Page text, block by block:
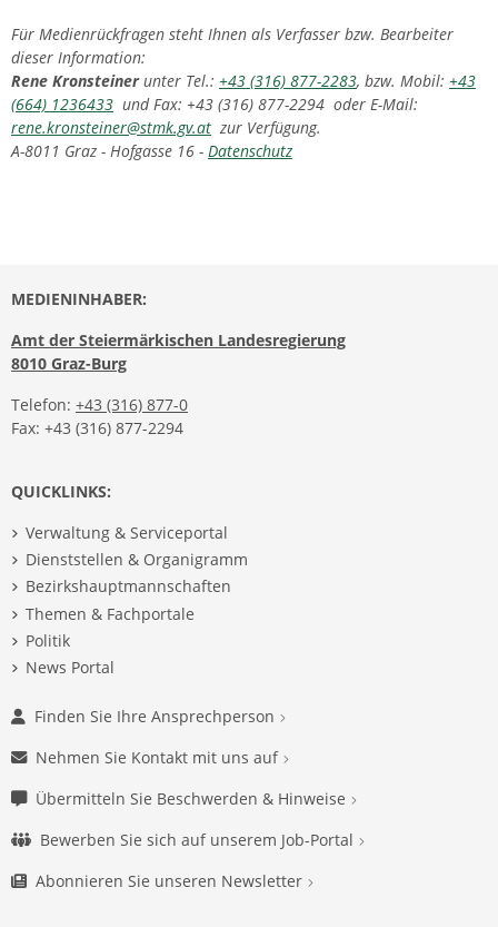
Für Medienrückfragen steht Ihnen als Verfasser bzw. Bearbeiter
dieser Information:
Rene Kronsteinerunter Tel.: +43 (316) 877-2283, bzw. Mobil: +43
(664) 1236433 und Fax: +43 (316) 877-2294 oder E-Mail:
rene.kronsteiner@stmk.gv.at zur Verfügung.
A-8011 Graz - Hofgasse 16 - Datenschutz
MEDIENINHABER:
Amt der Steiermärkischen Landesregierung
8010 Graz-Burg
Telefon: +43 (316) 877-0
Fax: +43 (316) 877-2294
QUICKLINKS:
Verwaltung & Serviceportal
Dienststellen & Organigramm
Bezirkshauptmannschaften
Themen & Fachportale
Politik
News Portal
Finden Sie Ihre Ansprechperson
Nehmen Sie Kontakt mit uns auf
Übermitteln Sie Beschwerden & Hinweise
Bewerben Sie sich auf unserem Job-Portal
Abonnieren Sie unseren Newsletter